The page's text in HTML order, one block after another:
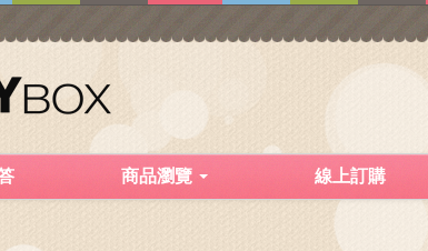
商品瀏覽 線上訂購